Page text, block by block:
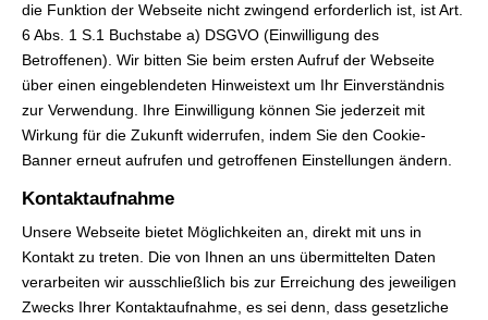
die Funktion der Webseite nicht zwingend erforderlich ist, ist Art.
6 Abs. 1 S.1 Buchstabe a) DSGVO (Einwilligung des
Betroffenen). Wir bitten Sie beim ersten Aufruf der Webseite
über einen eingeblendeten Hinweistext um Ihr Einverständnis
zur Verwendung. Ihre Einwilligung können Sie jederzeit mit
Wirkung für die Zukunft widerrufen, indem Sie den Cookie-
Banner erneut aufrufen und getroffenen Einstellungen ändern.
Kontaktaufnahme
Unsere Webseite bietet Möglichkeiten an, direkt mit uns in
Kontakt zu treten. Die von Ihnen an uns übermittelten Daten
verarbeiten wir ausschließlich bis zur Erreichung des jeweiligen
Zwecks Ihrer Kontaktaufnahme, es sei denn, dass gesetzliche